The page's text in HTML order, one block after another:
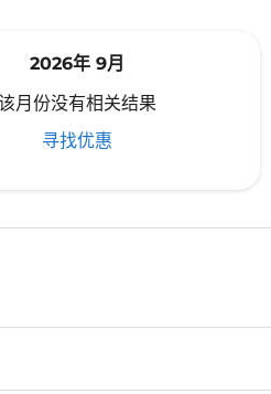
2026年 9月
月份没有相关结果
寻找优惠
HAN–OKA: cmp-view-offers-
HAN–OKA: cmp-view-
HAN–OKA: cmp-
HAN–OKA:
HAN–OKA: